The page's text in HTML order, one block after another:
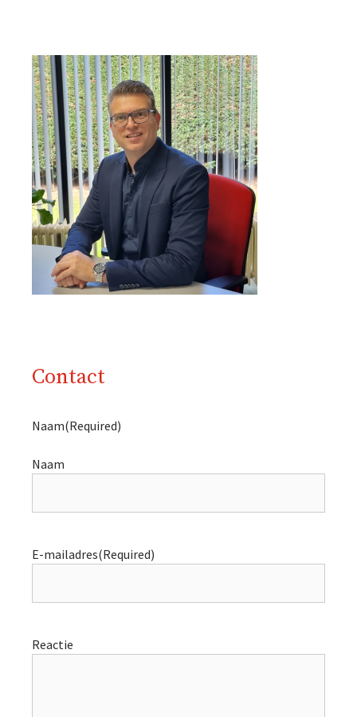
Contact
Naam(Required)
Naam
E-mailadres(Required)
Reactie